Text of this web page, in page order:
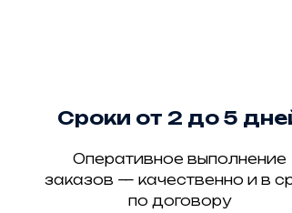
Сроки от 2 до 5
Оперативное выполнение
заказов — качественно и в
по договору